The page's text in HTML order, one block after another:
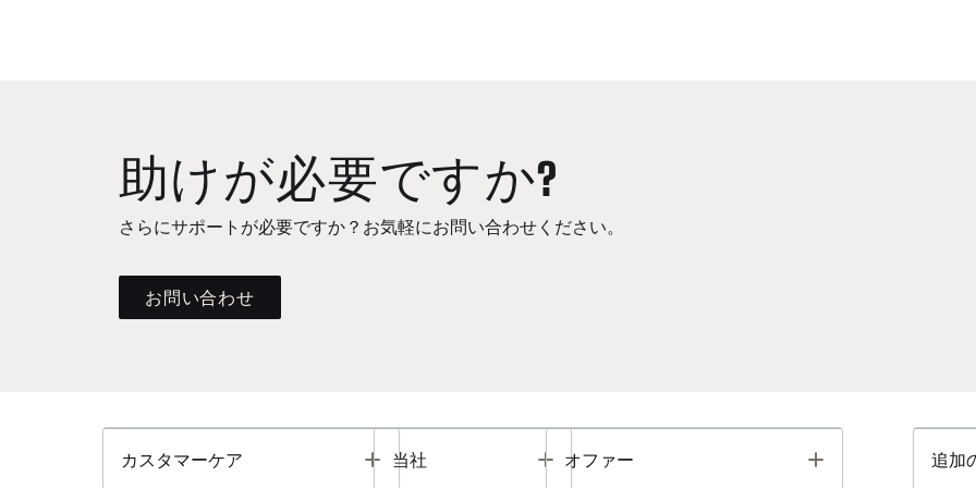
助けが必要ですか?
さらにサポートが必要ですか？お気軽にお問い合わせください。
お問い合わせ
カスタマーケア Toggle
当社 Toggle
オファー Toggle 追加